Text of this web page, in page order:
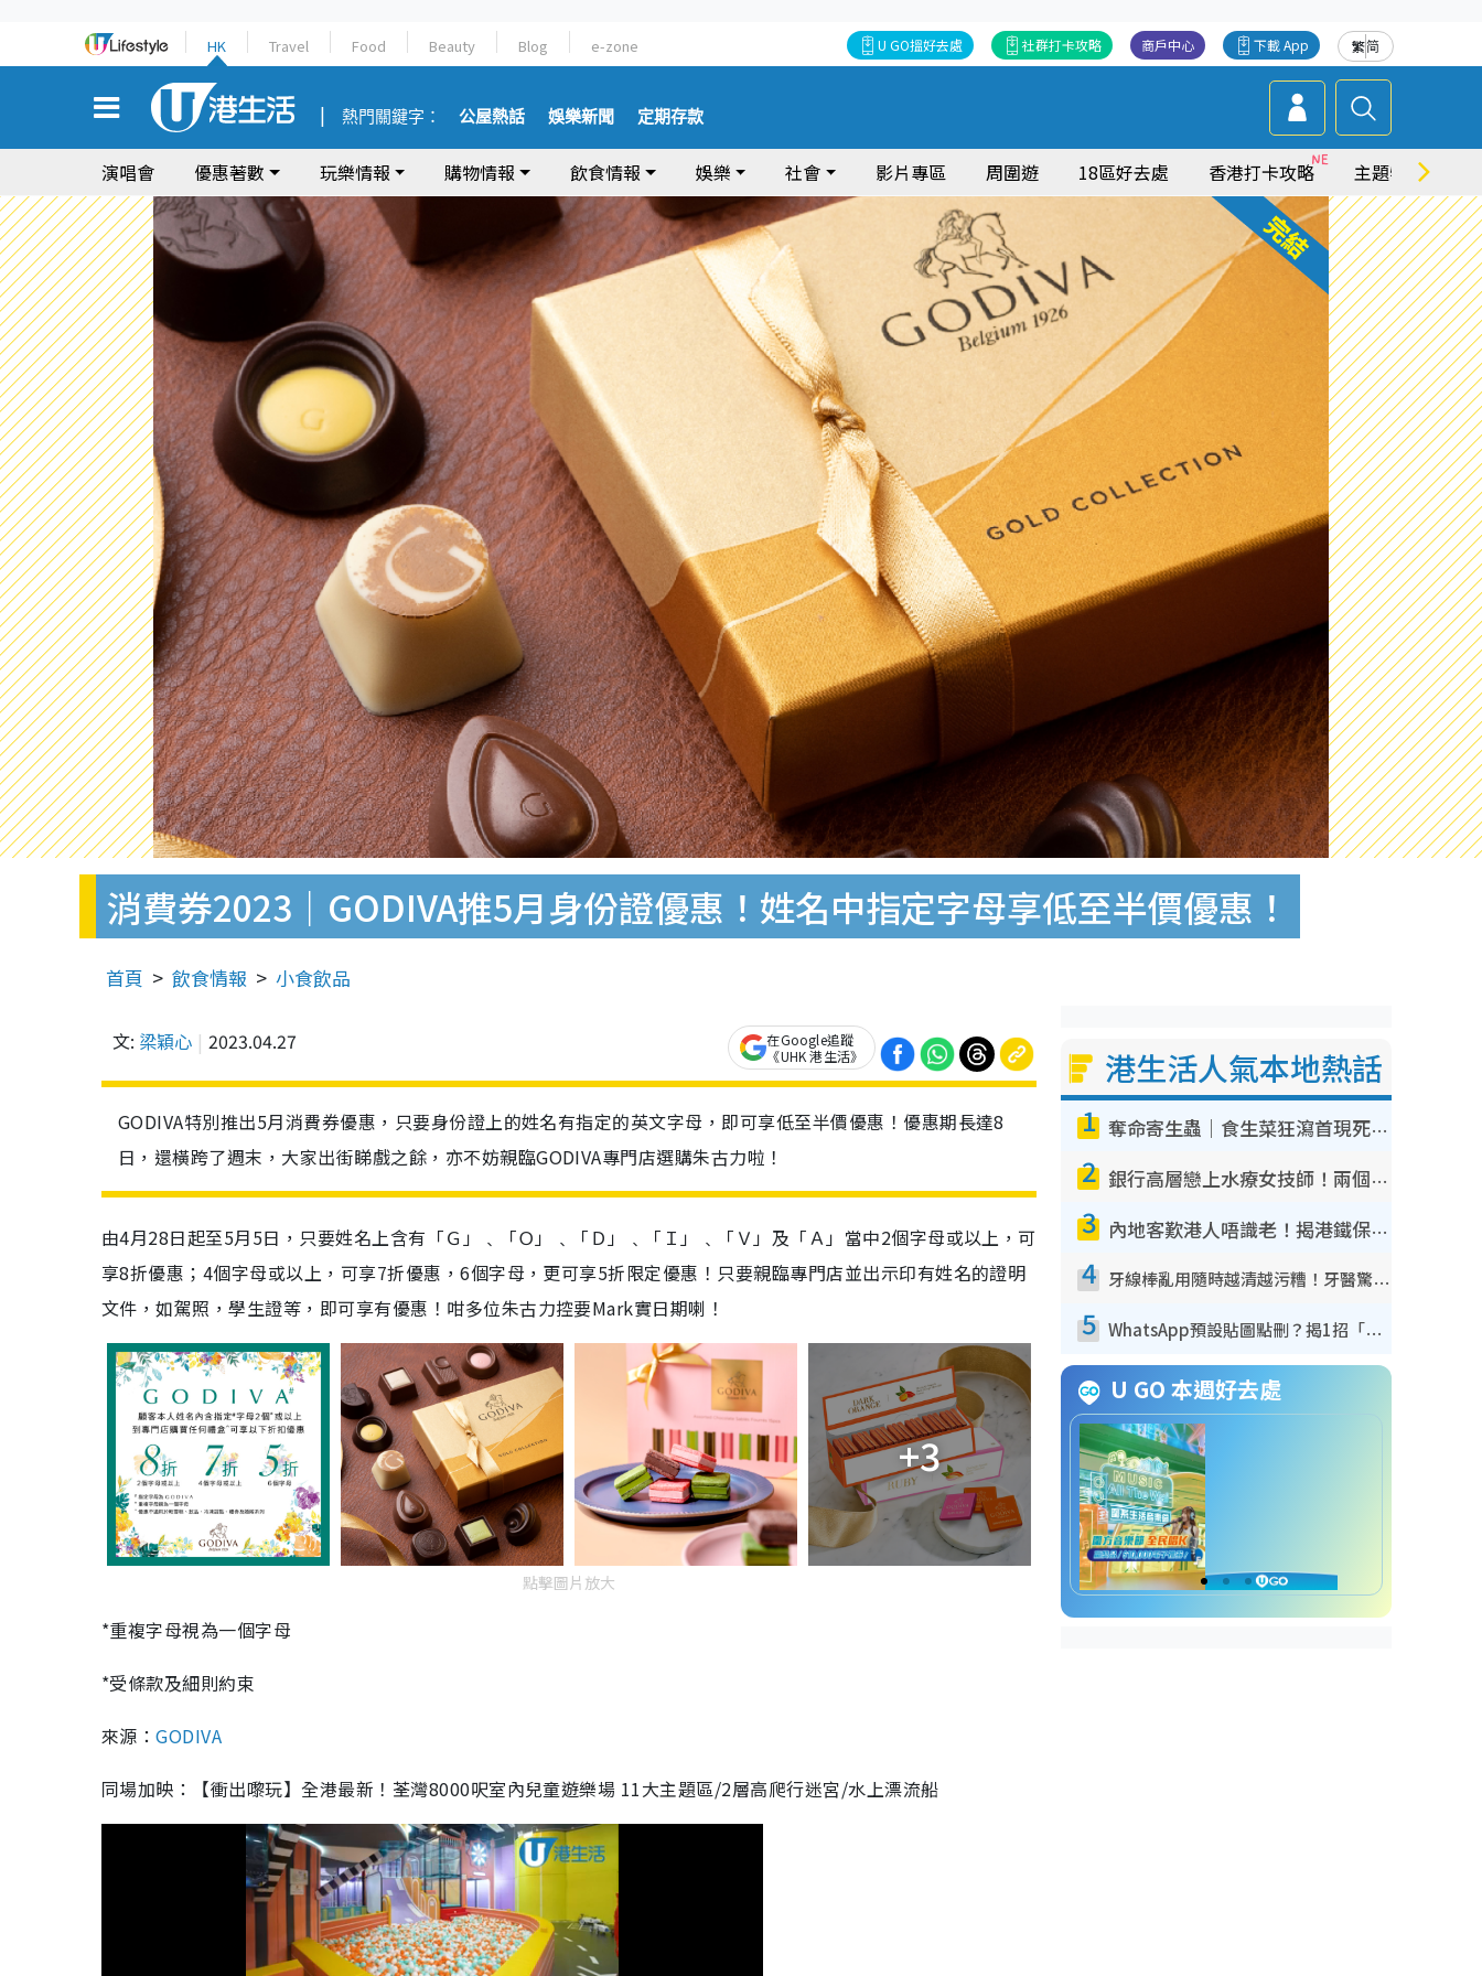
HK Travel Food Beauty Blog e-zone 繁简
下載 App
商戶中心
社群打卡攻略
U GO搵好去處
熱門關鍵字： 公屋熱話 娛樂新聞 定期存款
演唱會 優惠著數 玩樂情報 購物情報 飲食情報 娛樂 社會 影片專區 周圍遊 18區好去處 香港打卡攻略 主題特集
消費券2023｜GODIVA推5月身份證優惠！姓名中指定字母享低至半價優惠！
首頁 飲食情報 小食飲品
文: 梁穎心 2023.04.27
在Google追蹤
《UHK 港生活》
GODIVA特別推出5月消費券優惠，只要身份證上的姓名有指定的英文字母，即可享低至半價優惠！優惠期長達8
日，還橫跨了週末，大家出街睇戲之餘，亦不妨親臨GODIVA專門店選購朱古力啦！
由4月28日起至5月5日，只要姓名上含有「Ｇ」﹑「Ｏ」﹑「Ｄ」﹑「Ｉ」﹑「Ｖ」及「Ａ」當中2個字母或以上，可
享8折優惠；4個字母或以上，可享7折優惠，6個字母，更可享5折限定優惠！只要親臨專門店並出示印有姓名的證明
文件，如駕照，學生證等，即可享有優惠！咁多位朱古力控要Mark實日期喇！
+3
點擊圖片放大
*重複字母視為一個字母
*受條款及細則約束
來源：GODIVA
同場加映：【衝出嚟玩】全港最新！荃灣8000呎室內兒童遊樂場 11大主題區/2層高爬行迷宮/水上漂流船
港生活人氣本地熱話
1 奪命寄生蟲｜食生菜狂瀉首現死者！疫潮惡化錄1.8萬宗病例 揭洗菜3大謬誤
2 銀行高層戀上水療女技師！兩個月借128萬驚覺「沉船」沉落火海 揭背後疑似邪教操控賣淫
3 內地客歎港人唔識老！揭港鐵保鮮級冷氣 港人求放過：咪投訴
4 牙線棒亂用隨時越清越污糟！牙醫驚揭盲目過戶細菌恐致蛀牙：呢種先係日常真保養
5 WhatsApp預設貼圖點刪？揭1招「反向操作」還原簡潔介面 附3步實測教學
U GO 本週好去處